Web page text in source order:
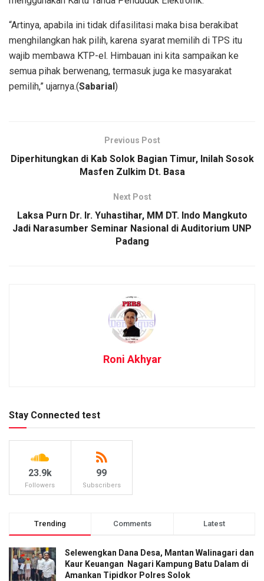
“Artinya, apabila ini tidak difasilitasi maka bisa berakibat
menghilangkan hak pilih, karena syarat memilih di TPS itu
wajib membawa KTP-el. Himbauan ini kita sampaikan ke
semua pihak berwenang, termasuk juga ke masyarakat
pemilih,” ujarnya.(Sabarial)
Previous Post
Diperhitungkan di Kab Solok Bagian Timur, Inilah Sosok
Masfen Zulkim Dt. Basa
Next Post
Laksa Purn Dr. Ir. Yuhastihar, MM DT. Indo Mangkuto
Jadi Narasumber Seminar Nasional di Auditorium UNP
Padang
Roni Akhyar
Stay Connected test
23.9k
Followers
99
Subscribers
Trending Comments Latest
Selewengkan Dana Desa, Mantan Walinagari dan
Kaur Keuangan Nagari Kampung Batu Dalam di
Amankan Tipidkor Polres Solok